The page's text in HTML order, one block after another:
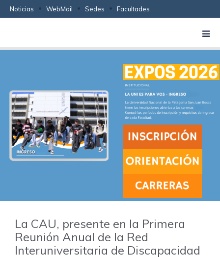
Noticias WebMail Sedes Facultades
La CAU, presente en la Primera
Reunión Anual de la Red
Interuniversitaria de Discapacidad